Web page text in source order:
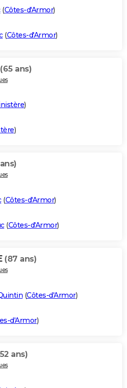
(Côtes-d'Armor)
(Côtes-d'Armor)
(65 ans)
)
)
(Côtes-d'Armor)
(Côtes-d'Armor)
(87 ans)
(Côtes-d'Armor)
d'Armor)
ans)